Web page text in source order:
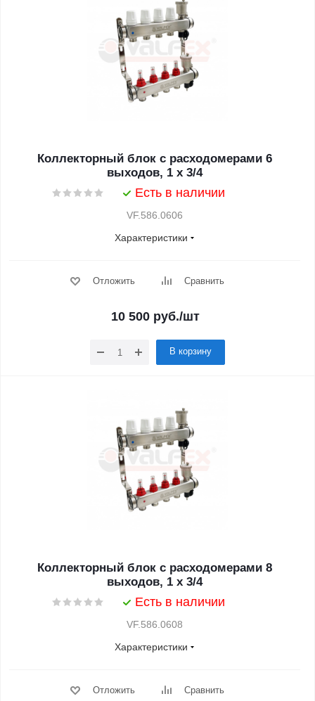
Коллекторный блок с расходомерами 6
выходов, 1 x 3/4
Есть в наличии
VF.586.0606
Характеристики
Отложить Сравнить
10 500руб./шт
В корзину
Коллекторный блок с расходомерами 8
выходов, 1 x 3/4
Есть в наличии
VF.586.0608
Характеристики
Отложить Сравнить